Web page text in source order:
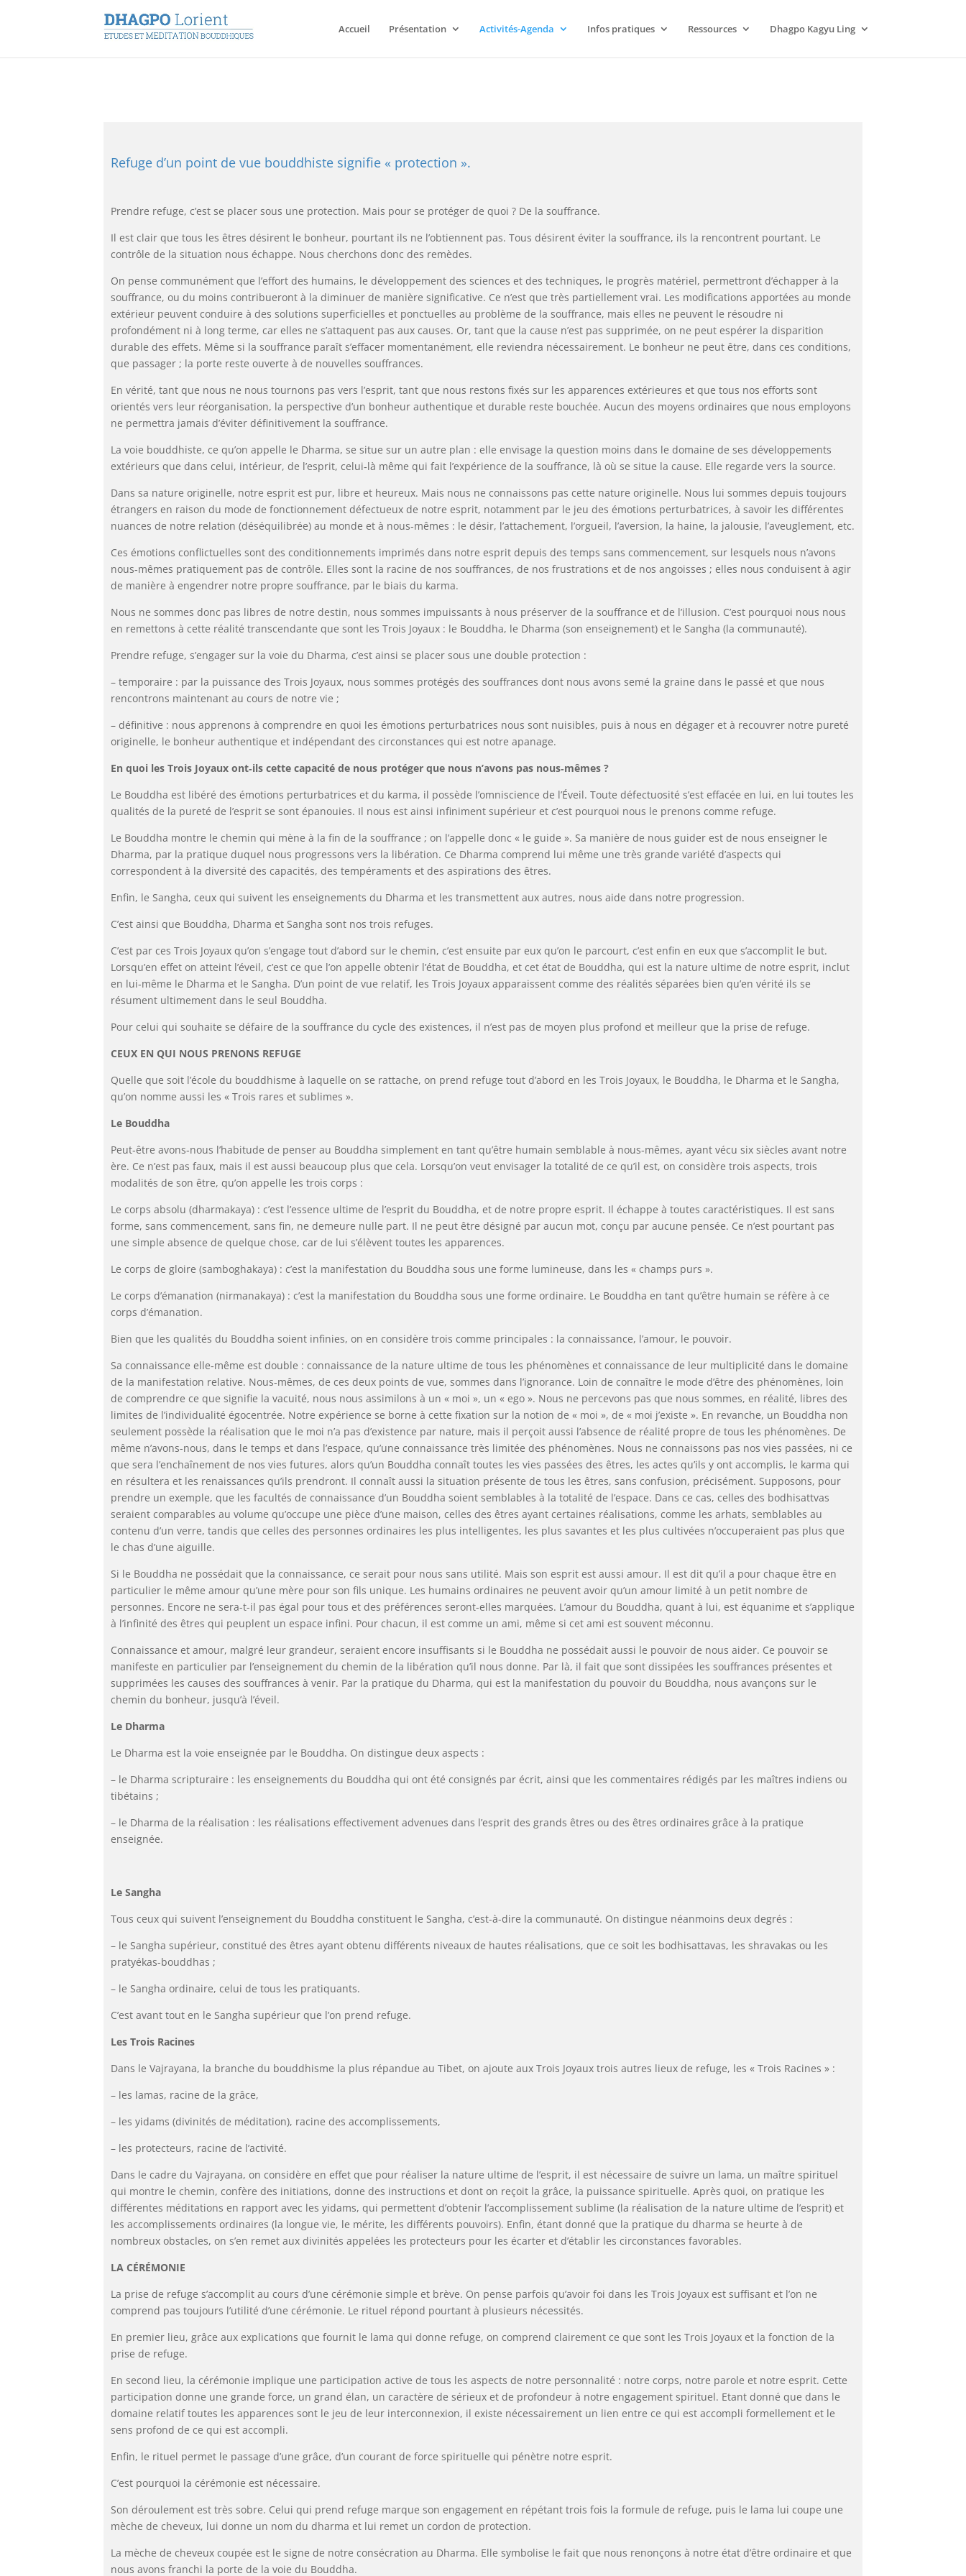
Accueil Présentation Activités-Agenda Infos pratiques Ressources Dhagpo Kagyu Ling
Refuge d’un point de vue bouddhiste signifie « protection ».
Prendre refuge, c’est se placer sous une protection. Mais pour se protéger de quoi ? De la souffrance.
Il est clair que tous les êtres désirent le bonheur, pourtant ils ne l’obtiennent pas. Tous désirent éviter la souffrance, ils la rencontrent pourtant. Le
contrôle de la situation nous échappe. Nous cherchons donc des remèdes.
On pense communément que l’effort des humains, le développement des sciences et des techniques, le progrès matériel, permettront d’échapper à la
souffrance, ou du moins contribueront à la diminuer de manière significative. Ce n’est que très partiellement vrai. Les modifications apportées au monde
extérieur peuvent conduire à des solutions superficielles et ponctuelles au problème de la souffrance, mais elles ne peuvent le résoudre ni
profondément ni à long terme, car elles ne s’attaquent pas aux causes. Or, tant que la cause n’est pas supprimée, on ne peut espérer la disparition
durable des effets. Même si la souffrance paraît s’effacer momentanément, elle reviendra nécessairement. Le bonheur ne peut être, dans ces conditions,
que passager ; la porte reste ouverte à de nouvelles souffrances.
En vérité, tant que nous ne nous tournons pas vers l’esprit, tant que nous restons fixés sur les apparences extérieures et que tous nos efforts sont
orientés vers leur réorganisation, la perspective d’un bonheur authentique et durable reste bouchée. Aucun des moyens ordinaires que nous employons
ne permettra jamais d’éviter définitivement la souffrance.
La voie bouddhiste, ce qu’on appelle le Dharma, se situe sur un autre plan : elle envisage la question moins dans le domaine de ses développements
extérieurs que dans celui, intérieur, de l’esprit, celui‑là même qui fait l’expérience de la souffrance, là où se situe la cause. Elle regarde vers la source.
Dans sa nature originelle, notre esprit est pur, libre et heureux. Mais nous ne connaissons pas cette nature originelle. Nous lui sommes depuis toujours
étrangers en raison du mode de fonctionnement défectueux de notre esprit, notamment par le jeu des émotions perturbatrices, à savoir les différentes
nuances de notre relation (déséquilibrée) au monde et à nous‑mêmes : le désir, l’attachement, l’orgueil, l’aversion, la haine, la jalousie, l’aveuglement, etc.
Ces émotions conflictuelles sont des conditionnements imprimés dans notre esprit depuis des temps sans commencement, sur lesquels nous n’avons
nous‑mêmes pratiquement pas de contrôle. Elles sont la racine de nos souffrances, de nos frustrations et de nos angoisses ; elles nous conduisent à agir
de manière à engendrer notre propre souffrance, par le biais du karma.
Nous ne sommes donc pas libres de notre destin, nous sommes impuissants à nous préserver de la souffrance et de l’illusion. C’est pourquoi nous nous
en remettons à cette réalité transcendante que sont les Trois Joyaux : le Bouddha, le Dharma (son enseignement) et le Sangha (la communauté).
Prendre refuge, s’engager sur la voie du Dharma, c’est ainsi se placer sous une double protection :
– temporaire : par la puissance des Trois Joyaux, nous sommes protégés des souffrances dont nous avons semé la graine dans le passé et que nous
rencontrons maintenant au cours de notre vie ;
– définitive : nous apprenons à comprendre en quoi les émotions perturbatrices nous sont nuisibles, puis à nous en dégager et à recouvrer notre pureté
originelle, le bonheur authentique et indépendant des circonstances qui est notre apanage.
En quoi les Trois Joyaux ont‑ils cette capacité de nous protéger que nous n’avons pas nous‑mêmes ?
Le Bouddha est libéré des émotions perturbatrices et du karma, il possède l’omniscience de l’Éveil. Toute défectuosité s’est effacée en lui, en lui toutes les
qualités de la pureté de l’esprit se sont épanouies. Il nous est ainsi infiniment supérieur et c’est pourquoi nous le prenons comme refuge.
Le Bouddha montre le chemin qui mène à la fin de la souffrance ; on l’appelle donc « le guide ». Sa manière de nous guider est de nous enseigner le
Dharma, par la pratique duquel nous progressons vers la libération. Ce Dharma comprend lui­ même une très grande variété d’aspects qui
correspondent à la diversité des capacités, des tempéraments et des aspirations des êtres.
Enfin, le Sangha, ceux qui suivent les enseignements du Dharma et les transmettent aux autres, nous aide dans notre progression.
C’est ainsi que Bouddha, Dharma et Sangha sont nos trois refuges.
C’est par ces Trois Joyaux qu’on s’engage tout d’abord sur le chemin, c’est ensuite par eux qu’on le parcourt, c’est enfin en eux que s’accomplit le but.
Lorsqu’en effet on atteint l’éveil, c’est ce que l’on appelle obtenir l’état de Bouddha, et cet état de Bouddha, qui est la nature ultime de notre esprit, inclut
en lui‑même le Dharma et le Sangha. D’un point de vue relatif, les Trois Joyaux apparaissent comme des réalités séparées bien qu’en vérité ils se
résument ultimement dans le seul Bouddha.
Pour celui qui souhaite se défaire de la souffrance du cycle des existences, il n’est pas de moyen plus profond et meilleur que la prise de refuge.
CEUX EN QUI NOUS PRENONS REFUGE
Quelle que soit l’école du bouddhisme à laquelle on se rattache, on prend refuge tout d’abord en les Trois Joyaux, le Bouddha, le Dharma et le Sangha,
qu’on nomme aussi les « Trois rares et sublimes ».
Le Bouddha
Peut‑être avons‑nous l’habitude de penser au Bouddha simplement en tant qu’être humain semblable à nous‑mêmes, ayant vécu six siècles avant notre
ère. Ce n’est pas faux, mais il est aussi beaucoup plus que cela. Lorsqu’on veut envisager la totalité de ce qu’il est, on considère trois aspects, trois
modalités de son être, qu’on appelle les trois corps :
Le corps absolu (dharmakaya) : c’est l’essence ultime de l’esprit du Bouddha, et de notre propre esprit. Il échappe à toutes caractéristiques. Il est sans
forme, sans commencement, sans fin, ne demeure nulle part. Il ne peut être désigné par aucun mot, conçu par aucune pensée. Ce n’est pourtant pas
une simple absence de quelque chose, car de lui s’élèvent toutes les apparences.
Le corps de gloire (samboghakaya) : c’est la manifestation du Bouddha sous une forme lumineuse, dans les « champs purs ».
Le corps d’émanation (nirmanakaya) : c’est la manifestation du Bouddha sous une forme ordinaire. Le Bouddha en tant qu’être humain se réfère à ce
corps d’émanation.
Bien que les qualités du Bouddha soient infinies, on en considère trois comme principales : la connaissance, l’amour, le pouvoir.
Sa connaissance elle‑même est double : connaissance de la nature ultime de tous les phénomènes et connaissance de leur multiplicité dans le domaine
de la manifestation relative. Nous‑mêmes, de ces deux points de vue, sommes dans l’ignorance. Loin de connaître le mode d’être des phénomènes, loin
de comprendre ce que signifie la vacuité, nous nous assimilons à un « moi », un « ego ». Nous ne percevons pas que nous sommes, en réalité, libres des
limites de l’individualité égocentrée. Notre expérience se borne à cette fixation sur la notion de « moi », de « moi j’existe ». En revanche, un Bouddha non
seulement possède la réalisation que le moi n’a pas d’existence par nature, mais il perçoit aussi l’absence de réalité propre de tous les phénomènes. De
même n’avons-nous, dans le temps et dans l’espace, qu’une connaissance très limitée des phénomènes. Nous ne connaissons pas nos vies passées, ni ce
que sera l’enchaînement de nos vies futures, alors qu’un Bouddha connaît toutes les vies passées des êtres, les actes qu’ils y ont accomplis, le karma qui
en résultera et les renaissances qu’ils prendront. Il connaît aussi la situation présente de tous les êtres, sans confusion, précisément. Supposons, pour
prendre un exemple, que les facultés de connaissance d’un Bouddha soient semblables à la totalité de l’espace. Dans ce cas, celles des bodhisattvas
seraient comparables au volume qu’occupe une pièce d’une maison, celles des êtres ayant certaines réalisations, comme les arhats, semblables au
contenu d’un verre, tandis que celles des personnes ordinaires les plus intelligentes, les plus savantes et les plus cultivées n’occuperaient pas plus que
le chas d’une aiguille.
Si le Bouddha ne possédait que la connaissance, ce serait pour nous sans utilité. Mais son esprit est aussi amour. Il est dit qu’il a pour chaque être en
particulier le même amour qu’une mère pour son fils unique. Les humains ordinaires ne peuvent avoir qu’un amour limité à un petit nombre de
personnes. Encore ne sera-t-il pas égal pour tous et des préférences seront-elles marquées. L’amour du Bouddha, quant à lui, est équanime et s’applique
à l’infinité des êtres qui peuplent un espace infini. Pour chacun, il est comme un ami, même si cet ami est souvent méconnu.
Connaissance et amour, malgré leur grandeur, seraient encore insuffisants si le Bouddha ne possédait aussi le pouvoir de nous aider. Ce pouvoir se
manifeste en particulier par l’enseignement du chemin de la libération qu’il nous donne. Par là, il fait que sont dissipées les souffrances présentes et
supprimées les causes des souffrances à venir. Par la pratique du Dharma, qui est la manifestation du pouvoir du Bouddha, nous avançons sur le
chemin du bonheur, jusqu’à l’éveil.
Le Dharma
Le Dharma est la voie enseignée par le Bouddha. On distingue deux aspects :
– le Dharma scripturaire : les enseignements du Bouddha qui ont été consignés par écrit, ainsi que les commentaires rédigés par les maîtres indiens ou
tibétains ;
– le Dharma de la réalisation : les réalisations effectivement advenues dans l’esprit des grands êtres ou des êtres ordinaires grâce à la pratique
enseignée.
Le Sangha
Tous ceux qui suivent l’enseignement du Bouddha constituent le Sangha, c’est-à-dire la communauté. On distingue néanmoins deux degrés :
– le Sangha supérieur, constitué des êtres ayant obtenu différents niveaux de hautes réalisations, que ce soit les bodhisattavas, les shravakas ou les
pratyékas-bouddhas ;
– le Sangha ordinaire, celui de tous les pratiquants.
C’est avant tout en le Sangha supérieur que l’on prend refuge.
Les Trois Racines
Dans le Vajrayana, la branche du bouddhisme la plus répandue au Tibet, on ajoute aux Trois Joyaux trois autres lieux de refuge, les « Trois Racines » :
– les lamas, racine de la grâce,
– les yidams (divinités de méditation), racine des accomplissements,
– les protecteurs, racine de l’activité.
Dans le cadre du Vajrayana, on considère en effet que pour réaliser la nature ultime de l’esprit, il est nécessaire de suivre un lama, un maître spirituel
qui montre le chemin, confère des initiations, donne des instructions et dont on reçoit la grâce, la puissance spirituelle. Après quoi, on pratique les
différentes méditations en rapport avec les yidams, qui permettent d’obtenir l’accomplissement sublime (la réalisation de la nature ultime de l’esprit) et
les accomplissements ordinaires (la longue vie, le mérite, les différents pouvoirs). Enfin, étant donné que la pratique du dharma se heurte à de
nombreux obstacles, on s’en remet aux divinités appelées les protecteurs pour les écarter et d’établir les circonstances favorables.
LA CÉRÉMONIE
La prise de refuge s’accomplit au cours d’une cérémonie simple et brève. On pense parfois qu’avoir foi dans les Trois Joyaux est suffisant et l’on ne
comprend pas toujours l’utilité d’une cérémonie. Le rituel répond pourtant à plusieurs nécessités.
En premier lieu, grâce aux explications que fournit le lama qui donne refuge, on comprend clairement ce que sont les Trois Joyaux et la fonction de la
prise de refuge.
En second lieu, la cérémonie implique une participation active de tous les aspects de notre personnalité : notre corps, notre parole et notre esprit. Cette
participation donne une grande force, un grand élan, un caractère de sérieux et de profondeur à notre engagement spirituel. Etant donné que dans le
domaine relatif toutes les apparences sont le jeu de leur interconnexion, il existe nécessairement un lien entre ce qui est accompli formellement et le
sens profond de ce qui est accompli.
Enfin, le rituel permet le passage d’une grâce, d’un courant de force spirituelle qui pénètre notre esprit.
C’est pourquoi la cérémonie est nécessaire.
Son déroulement est très sobre. Celui qui prend refuge marque son engagement en répétant trois fois la formule de refuge, puis le lama lui coupe une
mèche de cheveux, lui donne un nom du dharma et lui remet un cordon de protection.
La mèche de cheveux coupée est le signe de notre consécration au Dharma. Elle symbolise le fait que nous renonçons à notre état d’être ordinaire et que
nous avons franchi la porte de la voie du Bouddha.